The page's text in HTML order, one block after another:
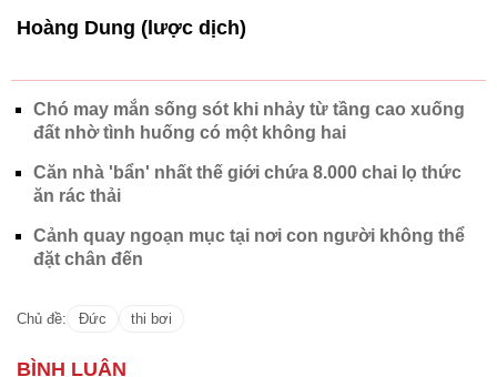
Hoàng Dung (lược dịch)
Chó may mắn sống sót khi nhảy từ tầng cao xuống
đất nhờ tình huống có một không hai
Căn nhà 'bẩn' nhất thế giới chứa 8.000 chai lọ thức
ăn rác thải
Cảnh quay ngoạn mục tại nơi con người không thể
đặt chân đến
Chủ đề: Đức thi bơi